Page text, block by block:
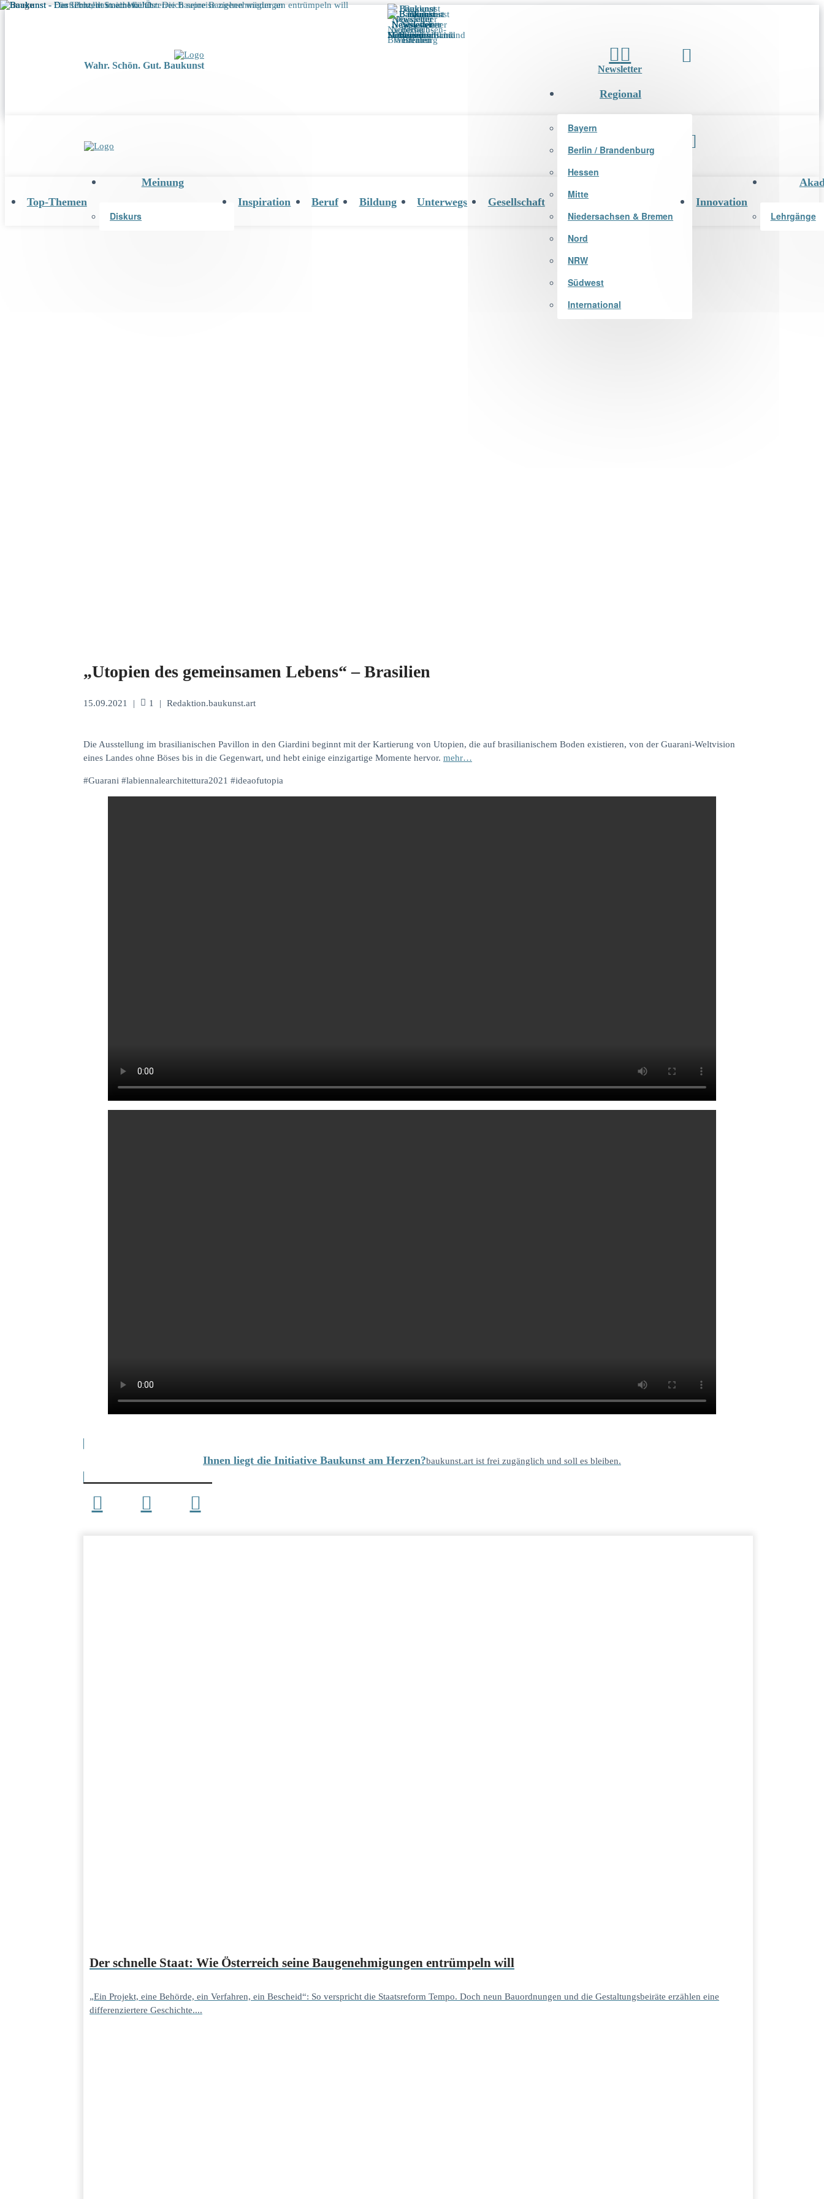
Wahr. Schön. Gut. Baukunst Newsletter
Newsletter
Top-Themen
Meinung
Diskurs
Inspiration Beruf Bildung Unterwegs Gesellschaft
Regional
Bayern
Berlin / Brandenburg
Hessen
Mitte
Niedersachsen & Bremen
Nord
NRW
Südwest
International
Innovation
Lehrgänge
„Utopien des gemeinsamen Lebens“ – Brasilien
15.09.2021 | 1 | Redaktion.baukunst.art
Die Ausstellung im brasilianischen Pavillon in den Giardini beginnt mit der Kartierung von Utopien, die auf brasilianischem Boden existieren, von der Guarani-Weltvision
eines Landes ohne Böses bis in die Gegenwart, und hebt einige einzigartige Momente hervor. mehr…
#Guarani #labiennalearchitettura2021 #ideaofutopia
Ihnen liegt die Initiative Baukunst am Herzen?baukunst.art ist frei zugänglich und soll es bleiben.
Der schnelle Staat: Wie Österreich seine Baugenehmigungen entrümpeln will
„Ein Projekt, eine Behörde, ein Verfahren, ein Bescheid“: So verspricht die Staatsreform Tempo. Doch neun Bauordnungen und die Gestaltungsbeiräte erzählen eine
differenziertere Geschichte....